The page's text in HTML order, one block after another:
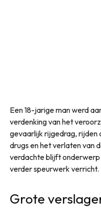
Een 18-jarige man werd
verdenking van het
gevaarlijk rijgedrag, rijden
drugs en het verlaten van
verdachte blijft
verder speurwerk verricht.
Grote